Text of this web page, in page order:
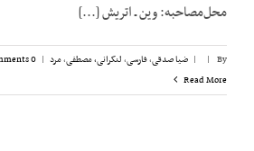
محل‌مصاحبه: وین ـ اتریش [...]
By
|
| ضیا صدقی,فارسی,لنکرانی، مصطفی,مرد |
0 Comments
Read More